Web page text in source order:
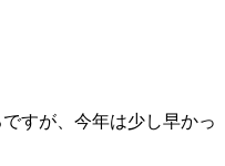
すが、今年は少し早かっ